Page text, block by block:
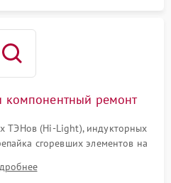
компонентный ремонт
ТЭНов (Hi-Light), индукторных
сгоревших элементов на
и замена поврежденной